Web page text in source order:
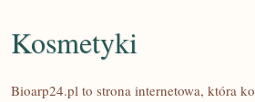
Kosmetyki
Bioarp24.pl to strona internetowa, która